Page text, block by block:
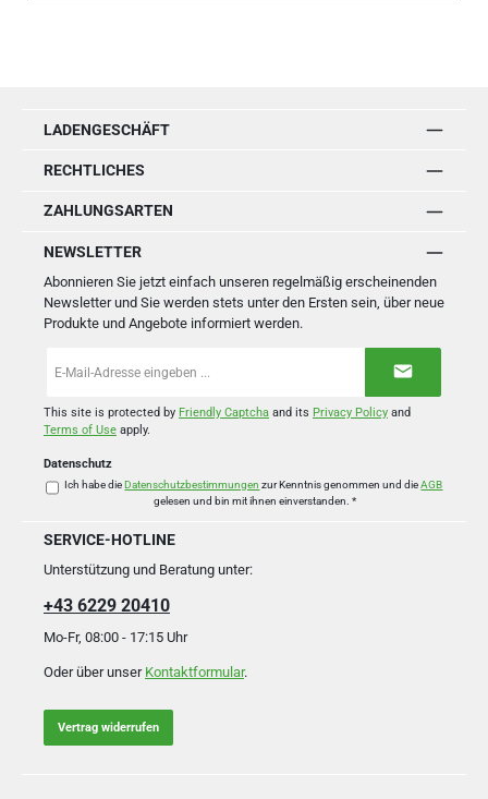
LADENGESCHÄFT
RECHTLICHES
ZAHLUNGSARTEN
NEWSLETTER
Abonnieren Sie jetzt einfach unseren regelmäßig erscheinenden
Newsletter und Sie werden stets unter den Ersten sein, über neue
Produkte und Angebote informiert werden.
Mail-
*
This site is protected by Friendly Captcha and its Privacy Policy and
Terms of Use apply.
Datenschutz
Ich habe dieDatenschutzbestimmungen zur Kenntnis genommen und dieAGB
gelesen und bin mit ihnen einverstanden. *
SERVICE-HOTLINE
Unterstützung und Beratung unter:
+43 6229 20410
Mo-Fr, 08:00 - 17:15 Uhr
Oder über unser Kontaktformular.
Vertrag widerrufen